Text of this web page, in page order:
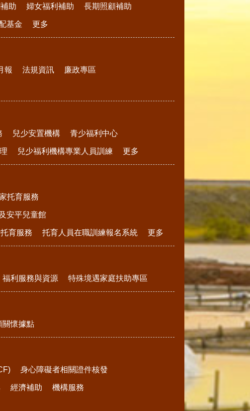
助 婦女福利補助 長期照顧補助
基金 更多
報 法規資訊 廉政專區
兒少安置機構 青少福利中心
兒少福利機構專業人員訓練 更多
托育服務
安平兒童館
育服務 托育人員在職訓練報名系統 更多
福利服務與資源 特殊境遇家庭扶助專區
關懷據點
身心障礙者相關證件核發
經濟補助 機構服務